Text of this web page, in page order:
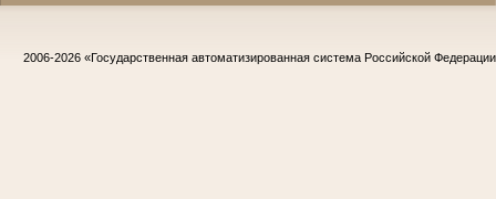
2006-2026 «Государственная автоматизированная система Российской